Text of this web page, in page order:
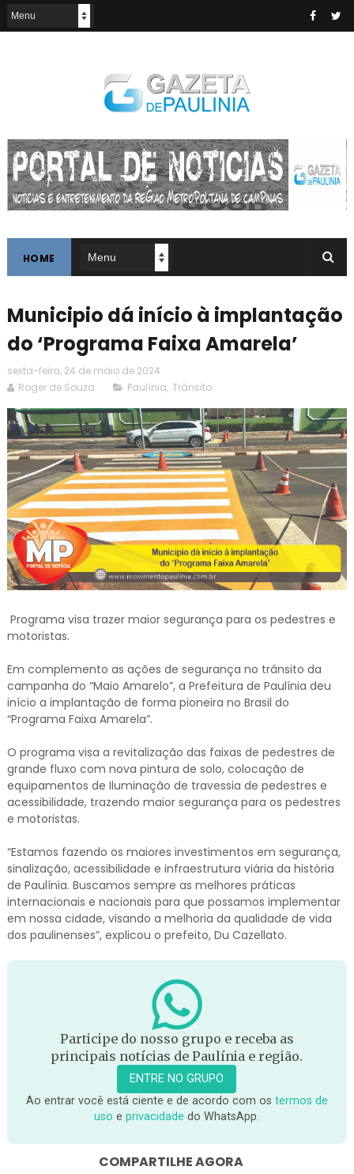
HOME
Municipio dá início à implantação
do ‘Programa Faixa Amarela’
sexta-feira, 24 de maio de 2024
Roger de Souza
Paulínia, Trânsito
Programa visa trazer maior segurança para os pedestres e
motoristas.
Em complemento as ações de segurança no trânsito da
campanha do “Maio Amarelo”, a Prefeitura de Paulínia deu
início a implantação de forma pioneira no Brasil do
“Programa Faixa Amarela”.
O programa visa a revitalização das faixas de pedestres de
grande fluxo com nova pintura de solo, colocação de
equipamentos de Iluminação de travessia de pedestres e
acessibilidade, trazendo maior segurança para os pedestres
e motoristas.
“Estamos fazendo os maiores investimentos em segurança,
sinalização, acessibilidade e infraestrutura viária da história
de Paulínia. Buscamos sempre as melhores práticas
internacionais e nacionais para que possamos implementar
em nossa cidade, visando a melhoria da qualidade de vida
dos paulinenses”, explicou o prefeito, Du Cazellato.
Participe do nosso grupo e receba as
principais notícias de Paulínia e região.
ENTRE NO GRUPO
Ao entrar você está ciente e de acordo com os termos de
uso eprivacidade do WhatsApp.
COMPARTILHE AGORA